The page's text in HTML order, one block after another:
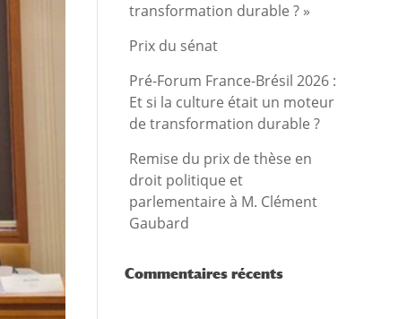
transformation durable ? »
Prix du sénat
Pré-Forum France-Brésil 2026 :
Et si la culture était un moteur
de transformation durable ?
Remise du prix de thèse en
droit politique et
parlementaire à M. Clément
Gaubard
Commentaires récents